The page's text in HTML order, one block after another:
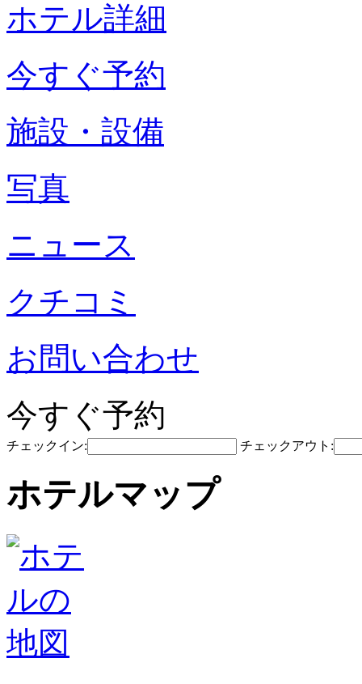
ホテル詳細
今すぐ予約
施設・設備
写真
ニュース
クチコミ
お問い合わせ
今すぐ予約
チェックイン: チェックアウト:
ホテルマップ